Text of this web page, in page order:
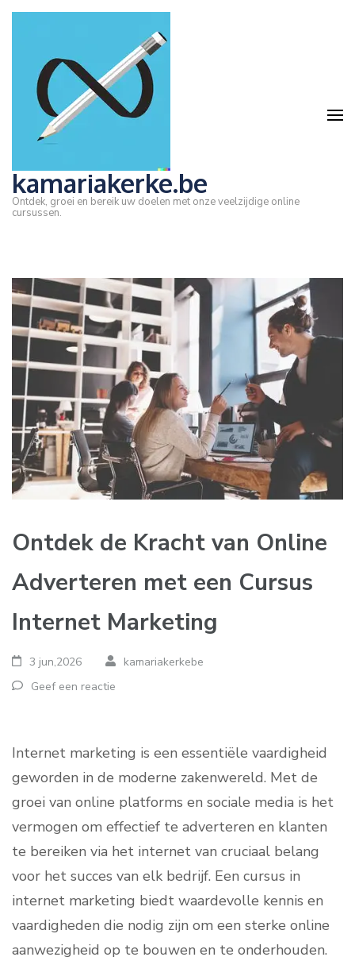
Ga
Enter)
kamariakerke.be
Ontdek, groei en bereik uw doelen met onze veelzijdige online
cursussen.
Ontdek de Kracht van Online
Adverteren met een Cursus
Internet Marketing
3 jun,2026
kamariakerkebe
Geef een reactie
Internet marketing is een essentiële vaardigheid
geworden in de moderne zakenwereld. Met de
groei van online platforms en sociale media is het
vermogen om effectief te adverteren en klanten
te bereiken via het internet van cruciaal belang
voor het succes van elk bedrijf. Een cursus in
internet marketing biedt waardevolle kennis en
vaardigheden die nodig zijn om een sterke online
aanwezigheid op te bouwen en te onderhouden.